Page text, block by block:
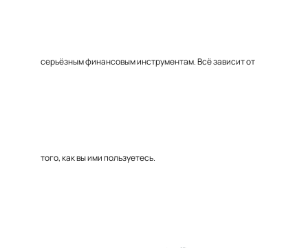
серьёзным финансовым инструментам. Всё зависит от
того, как вы ими пользуетесь.